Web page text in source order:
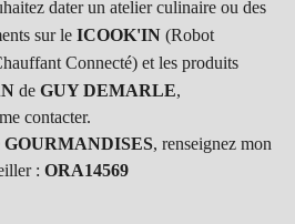
dater un atelier culinaire ou des
sur le ICOOK'IN (Robot
Connecté) et les produits
de GUY DEMARLE,
contacter.
GOURMANDISES, renseignez mon
: ORA14569